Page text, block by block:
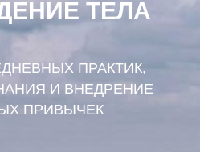
ТЕЛА
ПРАКТИК,
И ВНЕДРЕНИЕ
ПРИВЫЧЕК